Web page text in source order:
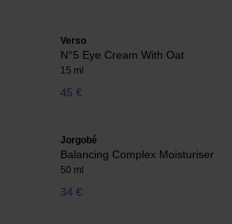
Verso
N°5 Eye Cream With Oat
15 ml
45 €
Jorgobé
Balancing Complex Moisturiser
50 ml
34 €